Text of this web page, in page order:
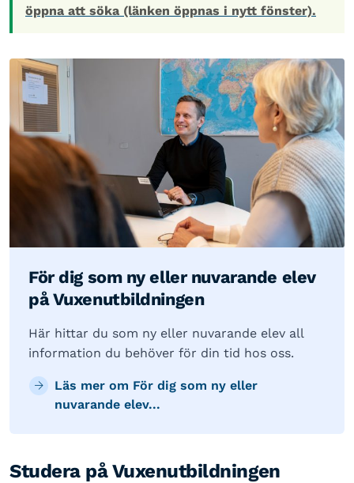
öppna att söka (länken öppnas i nytt fönster).
För dig som ny eller nuvarande elev
på Vuxenutbildningen
Här hittar du som ny eller nuvarande elev all
information du behöver för din tid hos oss.
Läs mer om För dig som ny eller
nuvarande elev...
Studera på Vuxenutbildningen